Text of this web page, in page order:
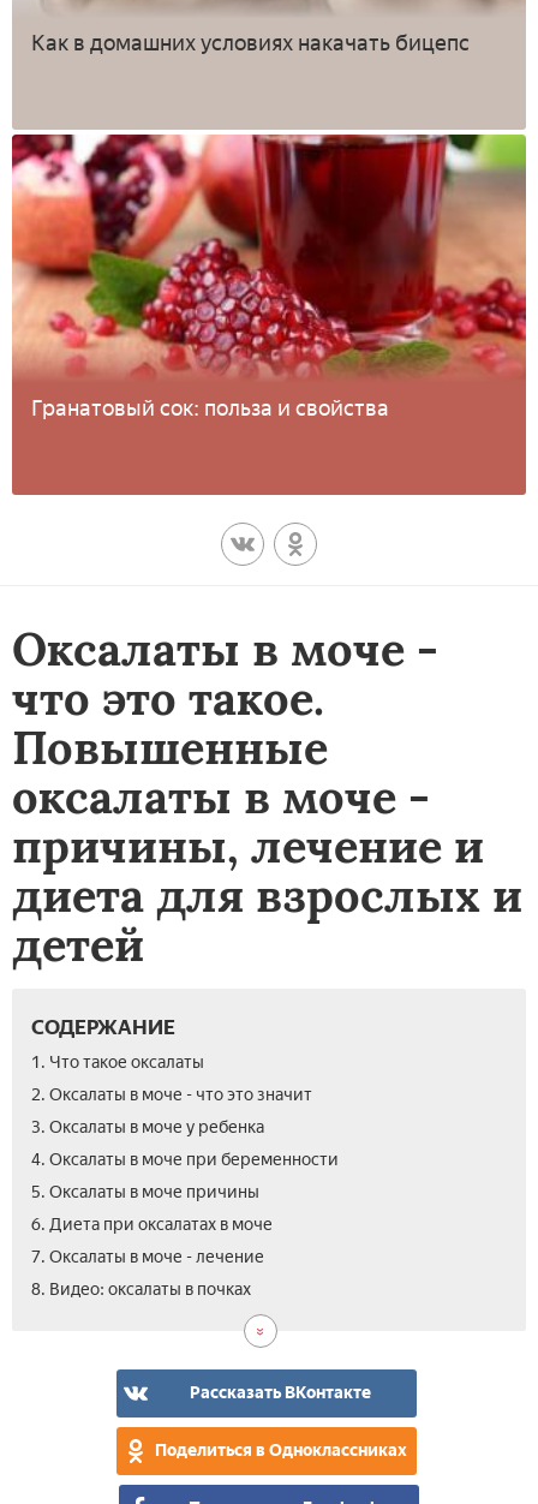
Как в домашних условиях накачать бицепс
Гранатовый сок: польза и свойства
Оксалаты в моче -
что это такое.
Повышенные
оксалаты в моче -
причины, лечение и
диета для взрослых и
детей
СОДЕРЖАНИЕ
1. Что такое оксалаты
2. Оксалаты в моче - что это значит
3. Оксалаты в моче у ребенка
4. Оксалаты в моче при беременности
5. Оксалаты в моче причины
6. Диета при оксалатах в моче
7. Оксалаты в моче - лечение
8. Видео: оксалаты в почках
Рассказать ВКонтакте
Поделиться в Одноклассниках